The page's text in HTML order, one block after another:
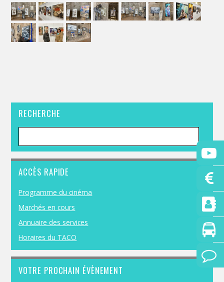
RECHERCHE
ACCÈS RAPIDE
Programme du cinéma
Marchés en cours
Annuaire des services
Horaires du TACO
VOTRE PROCHAIN ÉVÈNEMENT